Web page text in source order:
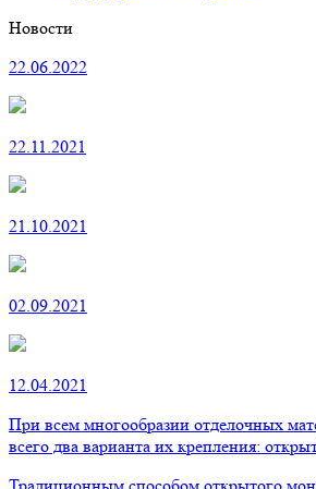
Новости
22.06.2022
22.11.2021
21.10.2021
02.09.2021
12.04.2021
При всем многообразии отделочных
всего два варианта их крепления: